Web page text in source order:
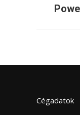
post:
Cégadatok